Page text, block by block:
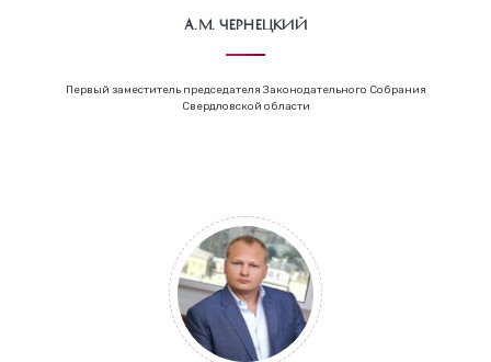
А.М. Чернецкий
Первый заместитель председателя Законодательного Собрания
Свердловской области